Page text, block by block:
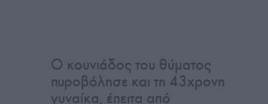
Ο κουνιάδος του θύματος
πυροβόλησε και τη 43χρονη
γυναίκα, έπειτα από